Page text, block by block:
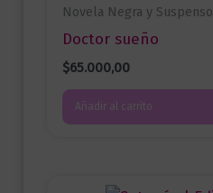
Novela Negra y Suspenso
Doctor sueño
$65.000,00
Añadir al carrito